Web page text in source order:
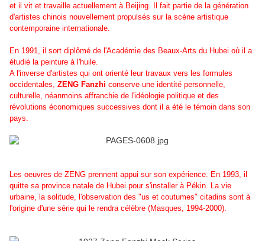
et il vit et travaille actuellement à Beijing. Il fait partie de la génération
d'artistes chinois nouvellement propulsés sur la scène artistique
contemporaine internationale.
En 1991, il sort diplômé de l'Académie des Beaux-Arts du Hubei où il a
étudié la peinture à l'huile.
A l'inverse d'artistes qui ont orienté leur travaux vers les formules
occidentales, ZENG Fanzhi conserve une identité personnelle,
culturelle, néanmoins affranchie de l'idéologie politique et des
révolutions économiques successives dont il a été le témoin dans son
pays.
Les oeuvres de ZENG prennent appui sur son expérience. En 1993, il
quitte sa province natale de Hubei pour s'installer à Pékin. La vie
urbaine, la solitude, l'observation des "us et coutumes" citadins sont à
l'origine d'une série qui le rendra célèbre (Masques, 1994-2000).